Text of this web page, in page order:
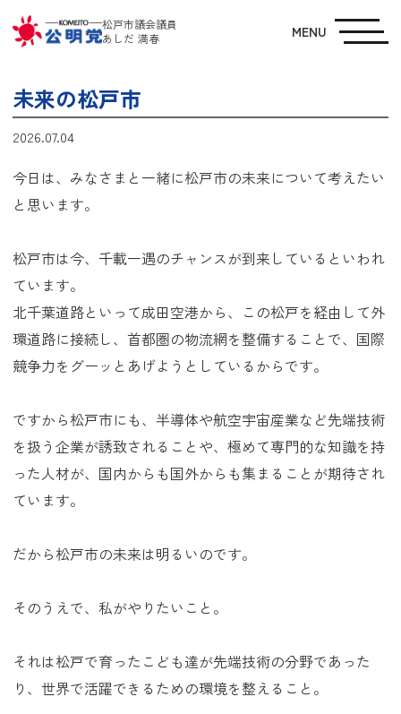
松戸市議会議員
あしだ 満春
MENU
未来の松戸市
2026.07.04
今日は、みなさまと一緒に松戸市の未来について考えたい
と思います。
松戸市は今、千載一遇のチャンスが到来しているといわれ
ています。
北千葉道路といって成田空港から、この松戸を経由して外
環道路に接続し、首都圏の物流網を整備することで、国際
競争力をグーッとあげようとしているからです。
ですから松戸市にも、半導体や航空宇宙産業など先端技術
を扱う企業が誘致されることや、極めて専門的な知識を持
った人材が、国内からも国外からも集まることが期待され
ています。
だから松戸市の未来は明るいのです。
そのうえで、私がやりたいこと。
それは松戸で育ったこども達が先端技術の分野であった
り、世界で活躍できるための環境を整えること。